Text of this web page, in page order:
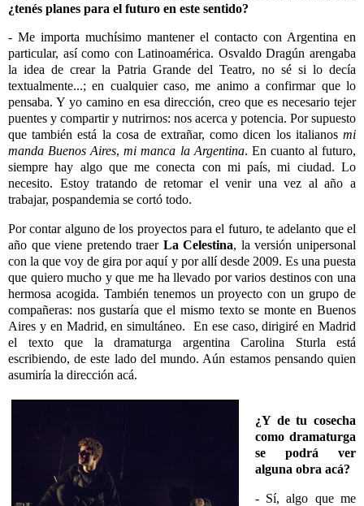
¿tenés planes para el futuro en este sentido?
- Me importa muchísimo mantener el contacto con Argentina en
particular, así como con Latinoamérica. Osvaldo Dragún arengaba
la idea de crear la Patria Grande del Teatro, no sé si lo decía
textualmente...; en cualquier caso, me animo a confirmar que lo
pensaba. Y yo camino en esa dirección, creo que es necesario tejer
puentes y compartir y nutrirnos: nos acerca y potencia. Por supuesto
que también está la cosa de extrañar, como dicen los italianos mi
manda Buenos Aires,mi manca la Argentina. En cuanto al futuro,
siempre hay algo que me conecta con mi país, mi ciudad. Lo
necesito. Estoy tratando de retomar el venir una vez al año a
trabajar, pospandemia se cortó todo.
Por contar alguno de los proyectos para el futuro, te adelanto que el
año que viene pretendo traer La Celestina, la versión unipersonal
con la que voy de gira por aquí y por allí desde 2009. Es una puesta
que quiero mucho y que me ha llevado por varios destinos con una
hermosa acogida. También tenemos un proyecto con un grupo de
compañeras: nos gustaría que el mismo texto se monte en Buenos
Aires y en Madrid, en simultáneo. En ese caso, dirigiré en Madrid
el texto que la dramaturga argentina Carolina Sturla está
escribiendo, de este lado del mundo. Aún estamos pensando quien
asumiría la dirección acá.
¿Y de tu cosecha
como dramaturga
se podrá ver
alguna obra acá?
- Sí, algo que me